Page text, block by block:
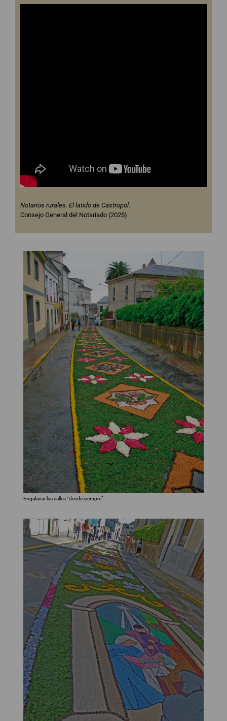
Notarios rurales. El latido de Castropol.
Consejo General del Notariado (2025).
Engalanar las calles “desde siempre”.